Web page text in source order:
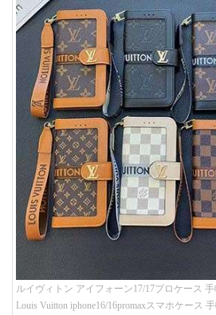
ルイヴィトン アイフォーン17/17プロケース
Louis Vuitton iphone16/16promaxスマホケース